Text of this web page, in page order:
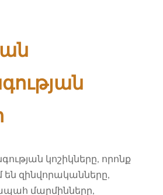
կոշիկները, որոնք
են զինվորականները,
մարմինները,